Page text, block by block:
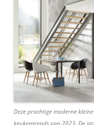
Deze prachtige moderne
keukentrends van 2023. De